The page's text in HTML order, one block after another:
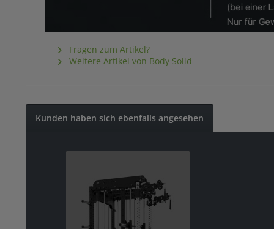
Fragen zum Artikel?
Weitere Artikel von Body Solid
Kunden haben sich ebenfalls angesehen